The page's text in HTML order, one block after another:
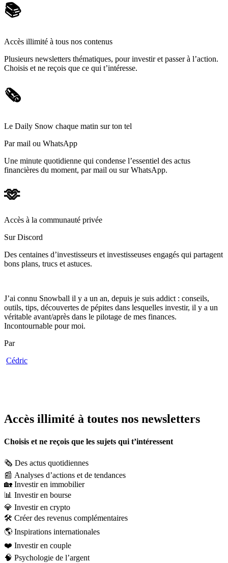
📚
Accès illimité à tous nos contenus
Plusieurs newsletters thématiques, pour investir et passer à l’action.
Choisis et ne reçois que ce qui t’intéresse.
🗞️
Le Daily Snow chaque matin sur ton tel
Par mail ou WhatsApp
Une minute quotidienne qui condense l’essentiel des actus
financières du moment, par mail ou sur WhatsApp.
🫶
Accès à la communauté privée
Sur Discord
Des centaines d’investisseurs et investisseuses engagés qui partagent
bons plans, trucs et astuces.
J’ai connu Snowball il y a un an, depuis je suis addict : conseils,
outils, tips, découvertes de pépites dans lesquelles investir, il y a un
véritable avant/après dans le pilotage de mes finances.
Incontournable pour moi.
Par
Cédric
Accès illimité à toutes nos newsletters
Choisis et ne reçois que les sujets qui t’intéressent
🗞️ Des actus quotidiennes
📰 Analyses d’actions et de tendances
🏡 Investir en immobilier
📊 Investir en bourse
💎 Investir en crypto
🛠️ Créer des revenus complémentaires
🌎 Inspirations internationales
❤️ Investir en couple
🧠 Psychologie de l’argent